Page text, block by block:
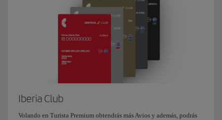
Iberia Club
Volando en Turista Premium obtendrás más Avios y además, podrás